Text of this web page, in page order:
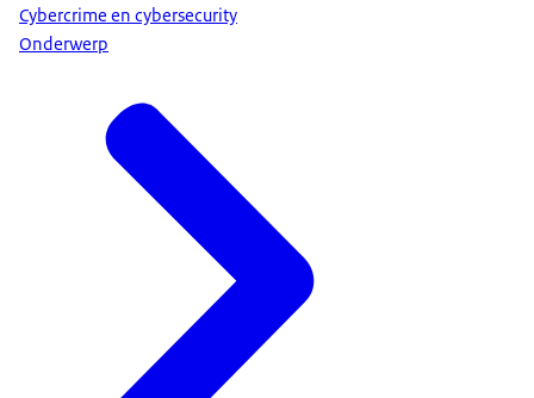
Cybercrime en cybersecurity
Onderwerp